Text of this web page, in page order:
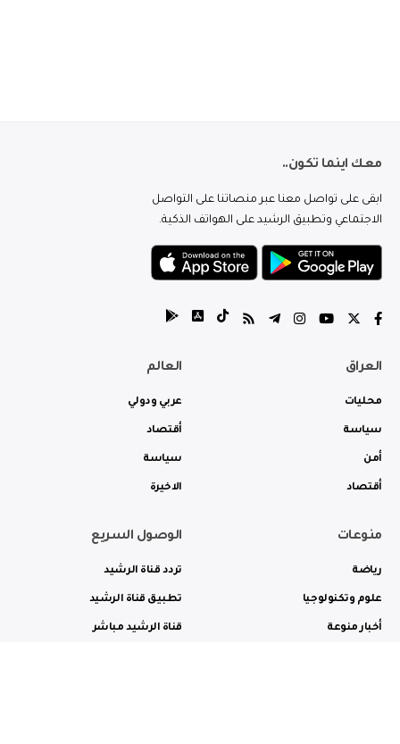
معك اينما تكون..
ابقى على تواصل معنا عبر منصاتنا على التواصل
الاجتماعي وتطبيق الرشيد على الهواتف الذكية.
العراق
محليات
سياسة
أمن
أقتصاد
العالم
عربي ودولي
أقتصاد
سياسة
الاخيرة
منوعات
رياضة
علوم وتكنولوجيا
أخبار منوعة
الوصول السريع
تردد قناة الرشيد
تطبيق قناة الرشيد
قناة الرشيد مباشر